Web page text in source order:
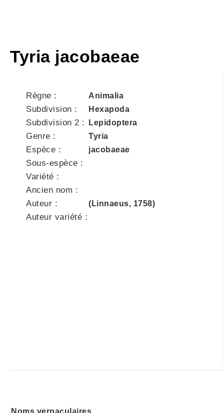
Tyria jacobaeae
Règne : Animalia
Subdivision : Hexapoda
Subdivision 2 : Lepidoptera
Genre : Tyria
Espèce : jacobaeae
Sous-espèce :
Variété :
Ancien nom :
Auteur :
(Linnaeus, 1758)
Auteur variété :
Noms vernaculaires